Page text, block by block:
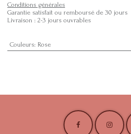
Conditions générales
Garantie satisfait ou remboursé de 30 jours
Livraison : 2-3 jours ouvrables
Couleurs: Rose